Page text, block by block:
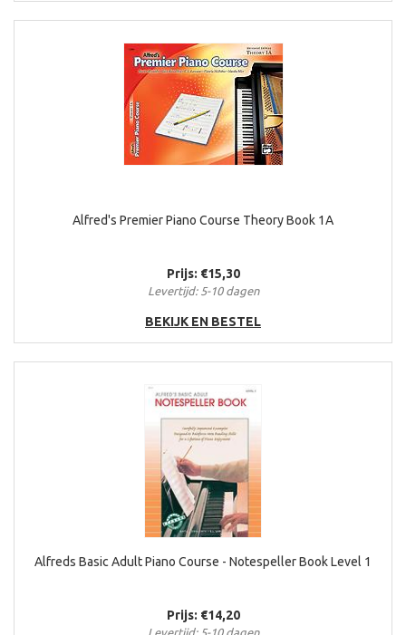
Alfred's Premier Piano Course Theory Book 1A
Prijs: €15,30
Levertijd: 5-10 dagen
BEKIJK EN BESTEL
Alfreds Basic Adult Piano Course - Notespeller Book Level 1
Prijs: €14,20
Levertijd: 5-10 dagen